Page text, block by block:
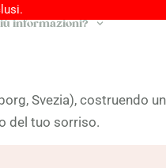
informazioni?
Svezia), costruendo
del tuo sorriso.